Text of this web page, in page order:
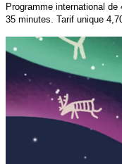
Programme international de
35 minutes. Tarif unique